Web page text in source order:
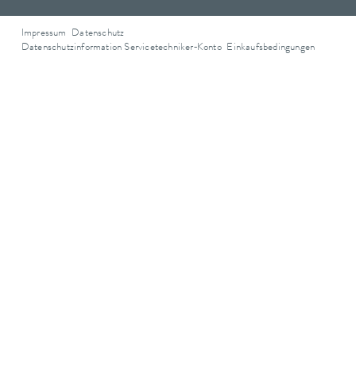
Impressum
Datenschutz
Datenschutzinformation Servicetechniker‑Konto Einkaufsbedingungen